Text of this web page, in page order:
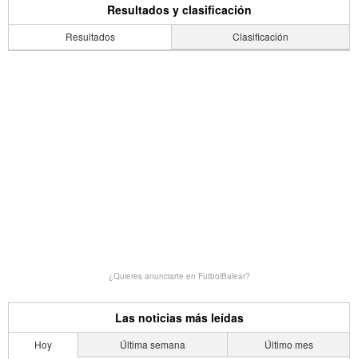
Resultados y clasificación
Resultados Clasificación
¿Quieres anunciarte en FutbolBalear?
Las noticias más leídas
Hoy Última semana Último mes